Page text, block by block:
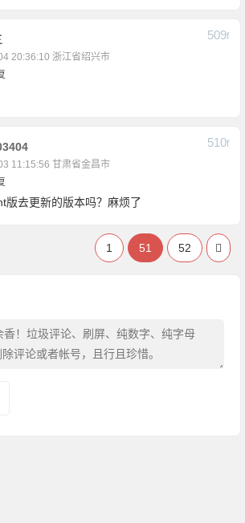
20:36:10 浙江省绍兴市
509F
11:15:56 甘肃省金昌市
510F
版去更新的版本吗？麻烦了
1 51 52